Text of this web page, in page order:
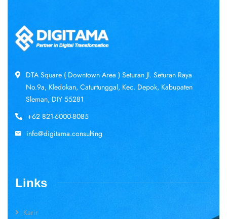
DTA Square ( Downtown Area ) Seturan Jl. Seturan Raya
No.9a, Kledokan, Caturtunggal, Kec. Depok, Kabupaten
Sleman, DIY 55281
+62 821-6000-8085
info@digitama.consulting
Links
Karir